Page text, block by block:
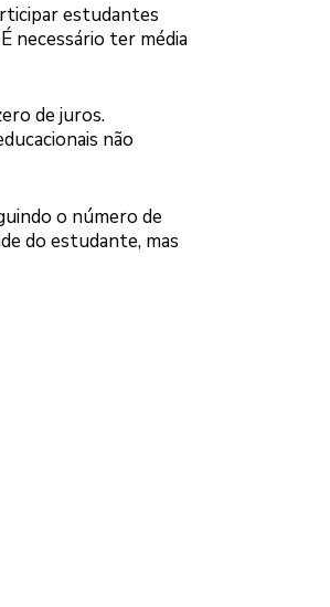
estudantes
necessário ter média
de juros.
não
o número de
do estudante, mas